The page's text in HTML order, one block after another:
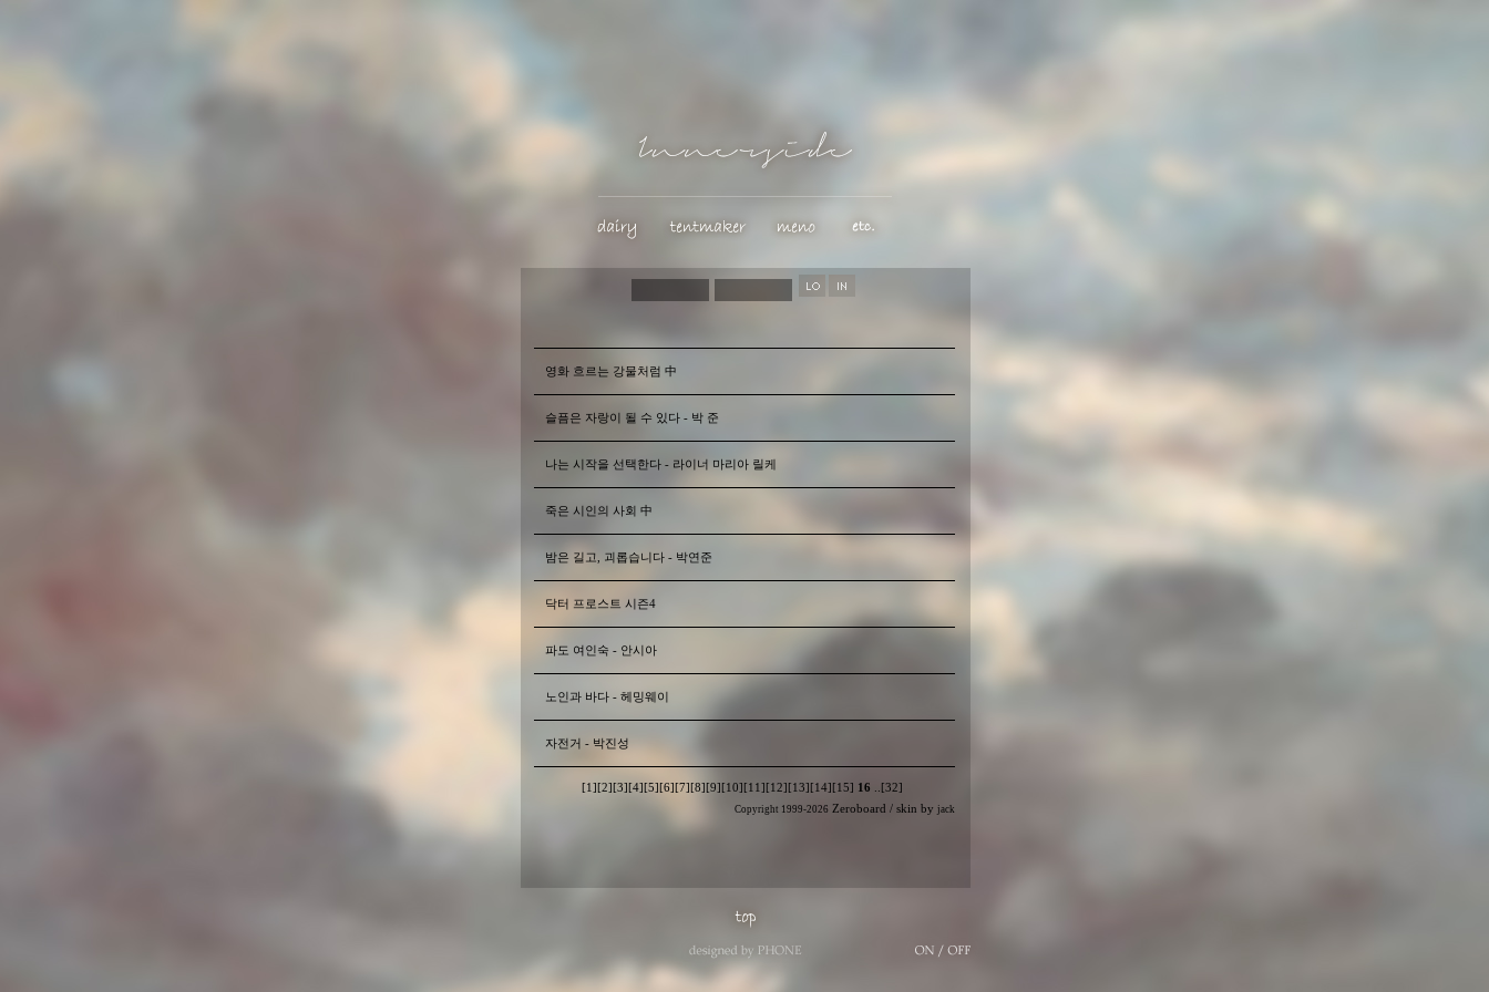
영화 흐르는 강물처럼 中
슬픔은 자랑이 될 수 있다 - 박 준
나는 시작을 선택한다 - 라이너 마리아 릴케
죽은 시인의 사회 中
밤은 길고, 괴롭습니다 - 박연준
닥터 프로스트 시즌4
파도 여인숙 - 안시아
노인과 바다 - 헤밍웨이
자전거 - 박진성
[1] [2] [3] [4] [5] [6] [7] [8] [9] [10] [11] [12] [13] [14] [15] 16 [32]
Copyright 1999-2026 Zeroboard / skin by jack